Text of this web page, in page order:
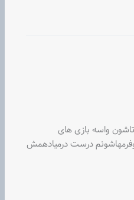
واسه بازی های
وفرمهاشونم درست درمیادهمش